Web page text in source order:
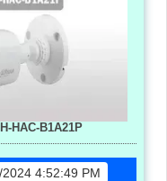
HAC-B1A21P
4:52:49 PM